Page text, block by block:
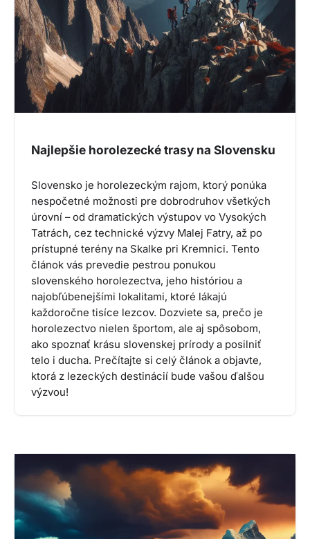
Najlepšie horolezecké trasy na Slovensku
Slovensko je horolezeckým rajom, ktorý ponúka
nespočetné možnosti pre dobrodruhov všetkých
úrovní – od dramatických výstupov vo Vysokých
Tatrách, cez technické výzvy Malej Fatry, až po
prístupné terény na Skalke pri Kremnici. Tento
článok vás prevedie pestrou ponukou
slovenského horolezectva, jeho históriou a
najobľúbenejšími lokalitami, ktoré lákajú
každoročne tisíce lezcov. Dozviete sa, prečo je
horolezectvo nielen športom, ale aj spôsobom,
ako spoznať krásu slovenskej prírody a posilniť
telo i ducha. Prečítajte si celý článok a objavte,
ktorá z lezeckých destinácií bude vašou ďalšou
výzvou!